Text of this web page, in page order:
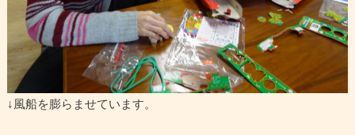
↓風船を膨らませています。